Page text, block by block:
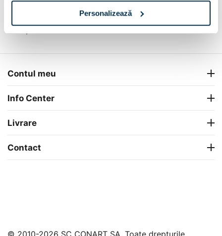
Personalizează
Recomandari
Contul meu
Info Center
Livrare
Contact
© 2010-2026 SC CONART SA. Toate drepturile